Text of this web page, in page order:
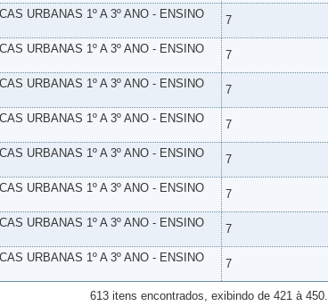
URBANAS 1º A 3º ANO - ENSINO
7
URBANAS 1º A 3º ANO - ENSINO
7
URBANAS 1º A 3º ANO - ENSINO
7
URBANAS 1º A 3º ANO - ENSINO
7
URBANAS 1º A 3º ANO - ENSINO
7
URBANAS 1º A 3º ANO - ENSINO
7
URBANAS 1º A 3º ANO - ENSINO
7
URBANAS 1º A 3º ANO - ENSINO
7
613 itens encontrados, exibindo de 421 à 450.